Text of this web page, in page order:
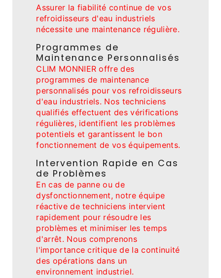
Assurer la fiabilité continue de vos
refroidisseurs d'eau industriels
nécessite une maintenance régulière.
Programmes de
Maintenance Personnalisés
CLIM MONNIER offre des
programmes de maintenance
personnalisés pour vos refroidisseurs
d'eau industriels. Nos techniciens
qualifiés effectuent des vérifications
régulières, identifient les problèmes
potentiels et garantissent le bon
fonctionnement de vos équipements.
Intervention Rapide en Cas
de Problèmes
En cas de panne ou de
dysfonctionnement, notre équipe
réactive de techniciens intervient
rapidement pour résoudre les
problèmes et minimiser les temps
d'arrêt. Nous comprenons
l'importance critique de la continuité
des opérations dans un
environnement industriel.